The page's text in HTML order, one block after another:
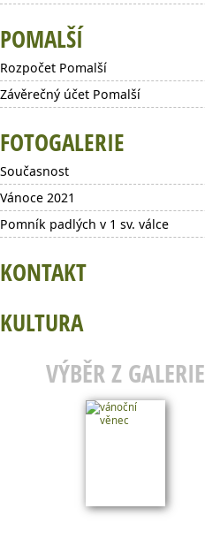
POMALŠÍ
Rozpočet Pomalší
Závěrečný účet Pomalší
FOTOGALERIE
Současnost
Vánoce 2021
Pomník padlých v 1 sv. válce
KONTAKT
KULTURA
VÝBĚR Z GALERIE